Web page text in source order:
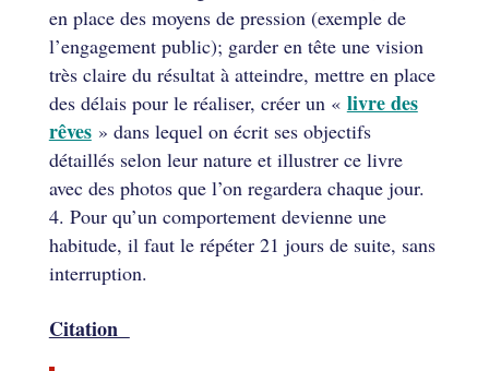
en place des moyens de pression (exemple de
l’engagement public); garder en tête une vision
très claire du résultat à atteindre, mettre en place
des délais pour le réaliser, créer un « livre des
rêves» dans lequel on écrit ses objectifs
détaillés selon leur nature et illustrer ce livre
avec des photos que l’on regardera chaque jour.
Pour qu’un comportement devienne une
habitude, il faut le répéter 21 jours de suite, sans
interruption.
Citation